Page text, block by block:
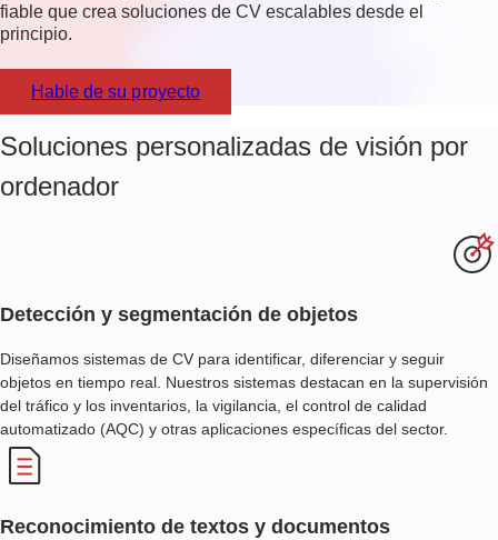
fiable que crea soluciones de CV escalables desde el
principio.
Hable de su proyecto
Soluciones personalizadas de visión por
ordenador
Detección y segmentación de objetos
Diseñamos sistemas de CV para identificar, diferenciar y seguir
objetos en tiempo real. Nuestros sistemas destacan en la supervisión
del tráfico y los inventarios, la vigilancia, el control de calidad
automatizado (AQC) y otras aplicaciones específicas del sector.
Reconocimiento de textos y documentos